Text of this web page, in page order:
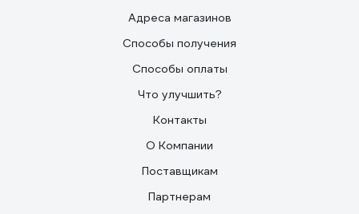
Адреса магазинов
Способы получения
Способы оплаты
Что улучшить?
Контакты
О Компании
Поставщикам
Партнерам